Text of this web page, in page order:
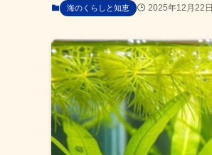
海のくらしと知恵 2025年12月22日